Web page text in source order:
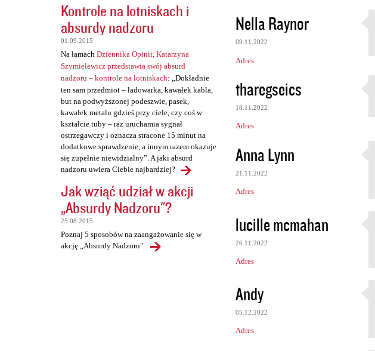
Kontrole na lotniskach i
absurdy nadzoru
01.09.2015
Na łamach Dziennika Opinii, Katarzyna
Szymielewicz przedstawia swój absurd
nadzoru – kontrole na lotniskach: „Dokładnie
ten sam przedmiot – ładowarka, kawałek kabla,
but na podwyższonej podeszwie, pasek,
kawałek metalu gdzieś przy ciele, czy coś w
kształcie tuby – raz uruchamia sygnał
ostrzegawczy i oznacza stracone 15 minut na
dodatkowe sprawdzenie, a innym razem okazuje
się zupełnie niewidzialny”. A jaki absurd
nadzoru uwiera Ciebie najbardziej?
Jak wziąć udział w akcji
„Absurdy Nadzoru"?
25.08.2015
Poznaj 5 sposobów na zaangażowanie się w
akcję „Absurdy Nadzoru".
Nella Raynor
09.11.2022
Adres
tharegseics
18.11.2022
Adres
Anna Lynn
21.11.2022
Adres
lucille mcmahan
26.11.2022
Adres
Andy
05.12.2022
Adres